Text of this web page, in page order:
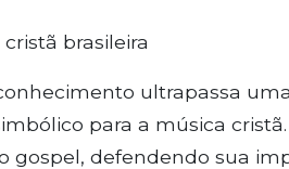
brasileira
ultrapassa
para a música
gospel, defendendo sua